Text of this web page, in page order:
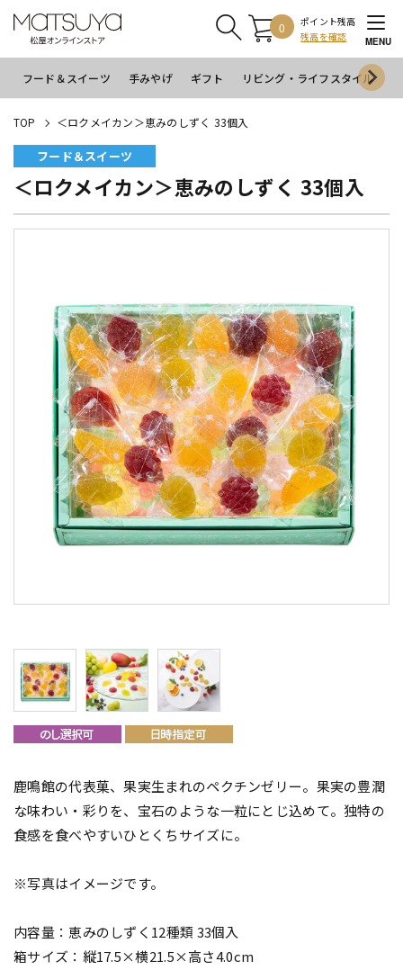
0
ポイント残高
残高を確認
MENU
フード＆スイーツ 手みやげ ギフト リビング・ライフスタイル
TOP ＜ロクメイカン＞恵みのしずく 33個入
フード＆スイーツ
＜ロクメイカン＞恵みのしずく 33個入
鹿鳴館の代表菓、果実生まれのペクチンゼリー。果実の豊潤
な味わい・彩りを、宝石のような一粒にとじ込めて。独特の
食感を食べやすいひとくちサイズに。
※写真はイメージです。
内容量：恵みのしずく12種類 33個入
箱サイズ：縦17.5×横21.5×高さ4.0cm